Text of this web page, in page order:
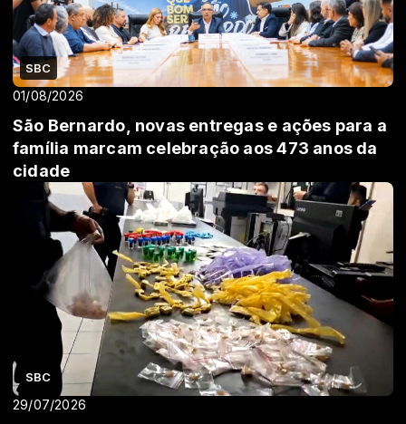
SBC
01/08/2026
São Bernardo, novas entregas e ações para a
família marcam celebração aos 473 anos da
cidade
SBC
29/07/2026